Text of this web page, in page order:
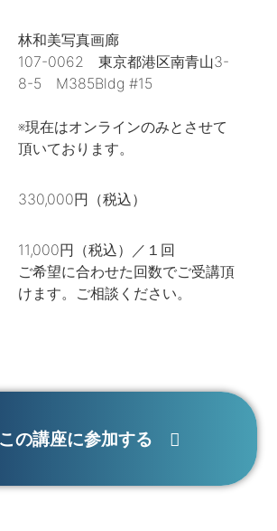
林和美写真画廊
107-0062 東京都港区南青山3-
8-5 M385Bldg #15
※現在はオンラインのみとさせて
頂いております。
330,000円（税込）
11,000円（税込）／１回
ご希望に合わせた回数でご受講頂
けます。ご相談ください。
の講座に参加する